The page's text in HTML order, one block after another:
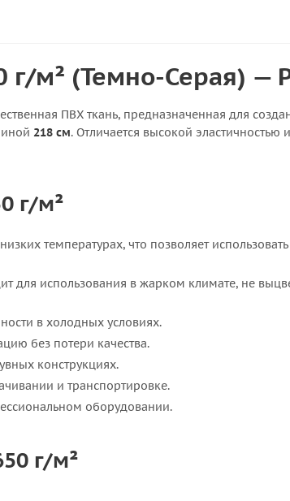
г/м² (Темно-Серая) —
ПВХ ткань, предназначенная для
218 см. Отличается высокой эластичностью
г/м²
температурах, что позволяет
для использования в жарком климате, не
в холодных условиях.
без потери качества.
конструкциях.
и транспортировке.
оборудовании.
г/м²